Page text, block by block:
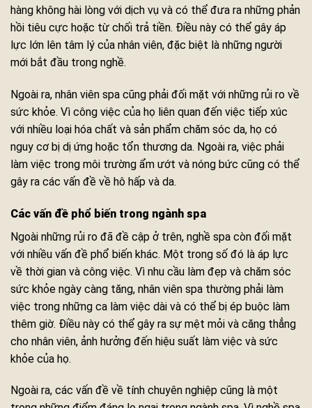
hàng không hài lòng với dịch vụ và có thể đưa ra những phản
hồi tiêu cực hoặc từ chối trả tiền. Điều này có thể gây áp
lực lớn lên tâm lý của nhân viên, đặc biệt là những người
mới bắt đầu trong nghề.
Ngoài ra, nhân viên spa cũng phải đối mặt với những rủi ro về
sức khỏe. Vì công việc của họ liên quan đến việc tiếp xúc
với nhiều loại hóa chất và sản phẩm chăm sóc da, họ có
nguy cơ bị dị ứng hoặc tổn thương da. Ngoài ra, việc phải
làm việc trong môi trường ẩm ướt và nóng bức cũng có thể
gây ra các vấn đề về hô hấp và da.
Các vấn đề phổ biến trong ngành spa
Ngoài những rủi ro đã đề cập ở trên, nghề spa còn đối mặt
với nhiều vấn đề phổ biến khác. Một trong số đó là áp lực
về thời gian và công việc. Vì nhu cầu làm đẹp và chăm sóc
sức khỏe ngày càng tăng, nhân viên spa thường phải làm
việc trong những ca làm việc dài và có thể bị ép buộc làm
thêm giờ. Điều này có thể gây ra sự mệt mỏi và căng thẳng
cho nhân viên, ảnh hưởng đến hiệu suất làm việc và sức
khỏe của họ.
Ngoài ra, các vấn đề về tính chuyên nghiệp cũng là một